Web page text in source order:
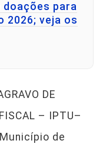
doações para
2026; veja os
DE
– IPTU–
de